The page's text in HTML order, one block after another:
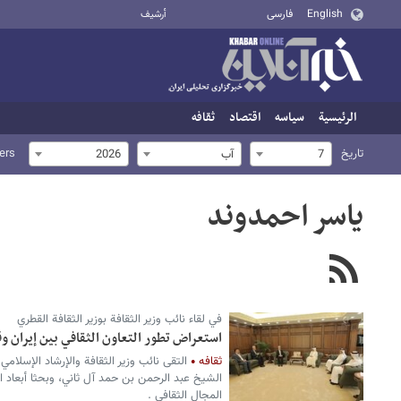
English فارسی أرشيف
الرئيسية سیاسه اقتصاد ثقافه
تاریخ 7 آب 2026
یاسر احمدوند
في لقاء نائب وزير الثقافة بوزير الثقافة القطري
استعراض تطور التعاون الثقافي بين إيران
ثقافه
التقى نائب وزير الثقافة والإرشاد
الشيخ عبد الرحمن بن حمد آل ثاني، وبحثا
المجال الثقافي .